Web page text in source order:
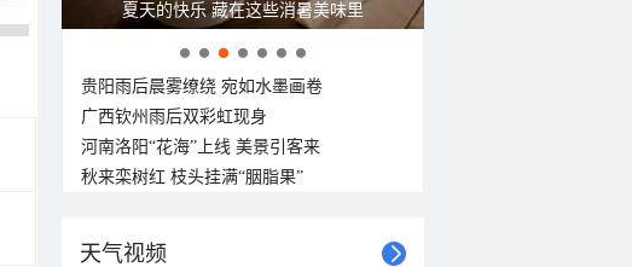
夏天的快乐 藏在这些消暑美味里
贵阳雨后晨雾缭绕 宛如水墨画卷
广西钦州雨后双彩虹现身
河南洛阳“花海”上线 美景引客来
秋来栾树红 枝头挂满“胭脂果”
天气视频